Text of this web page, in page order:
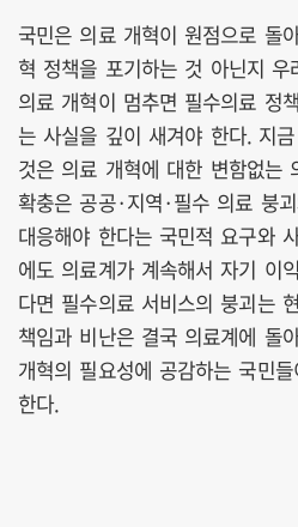
국민은 의료 개혁이 원점으로 돌
혁 정책을 포기하는 것 아닌지
의료 개혁이 멈추면 필수의료 정
는 사실을 깊이 새겨야 한다. 지
것은 의료 개혁에 대한 변함없는
확충은 공공·지역·필수 의료 붕
대응해야 한다는 국민적 요구와
에도 의료계가 계속해서 자기 이
다면 필수의료 서비스의 붕괴는
책임과 비난은 결국 의료계에 돌
개혁의 필요성에 공감하는 국민
한다.